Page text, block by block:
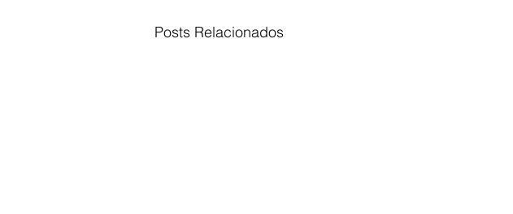
Posts Relacionados